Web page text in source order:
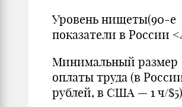
Уровень нищеты(90-е
показатели в России
Минимальный размер
оплаты труда (в
рублей, в США — 1 ч/